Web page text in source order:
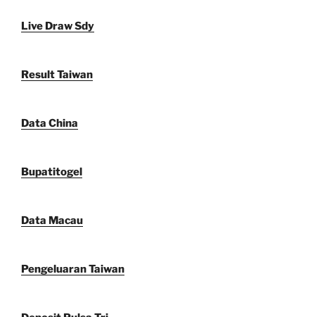
Live Draw Sdy
Result Taiwan
Data China
Bupatitogel
Data Macau
Pengeluaran Taiwan